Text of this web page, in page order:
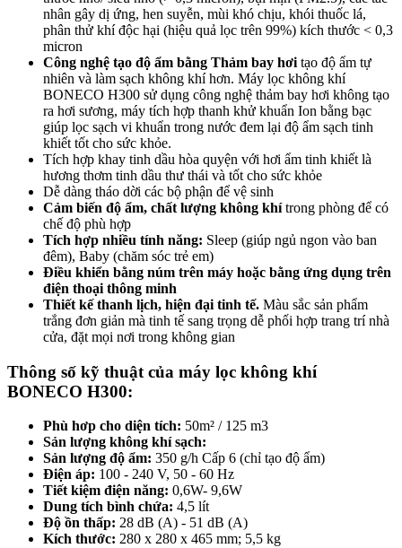
nhân gây dị ứng, hen suyễn, mùi khó chịu, khói thuốc lá,
phân thử khí độc hại (hiệu quả lọc trên 99%) kích thước < 0,3
micron
Công nghệ tạo độ ẩm bằng Thảm bay hơi tạo độ ẩm tự
nhiên và làm sạch không khí hơn. Máy lọc không khí
BONECO H300 sử dụng công nghệ thảm bay hơi không tạo
ra hơi sương, máy tích hợp thanh khử khuẩn Ion bằng bạc
giúp lọc sạch vi khuẩn trong nước đem lại độ ẩm sạch tinh
khiết tốt cho sức khỏe.
Tích hợp khay tinh dầu hòa quyện với hơi ẩm tinh khiết là
hương thơm tinh dầu thư thái và tốt cho sức khỏe
Dễ dàng tháo dời các bộ phận để vệ sinh
Cảm biến độ ẩm, chất lượng không khítrong phòng để có
chế độ phù hợp
Tích hợp nhiều tính năng: Sleep (giúp ngủ ngon vào ban
đêm), Baby (chăm sóc trẻ em)
Điều khiển bằng núm trên máy hoặc bằng ứng dụng trên
điện thoại thông minh
Thiết kế thanh lịch, hiện đại tinh tế. Màu sắc sản phẩm
trắng đơn giản mà tinh tế sang trọng dễ phối hợp trang trí nhà
cửa, đặt mọi nơi trong không gian
Thông số kỹ thuật của máy lọc không khí
BONECO H300:
Phù hơp cho diện tích: 50m² / 125 m3
Sản lượng không khí sạch:
Sản lượng độ ẩm: 350 g/h Cấp 6 (chỉ tạo độ ẩm)
Điện áp: 100 - 240 V, 50 - 60 Hz
Tiết kiệm điện năng: 0,6W- 9,6W
Dung tích bình chứa: 4,5 lít
Độ ồn thấp: 28 dB (A) - 51 dB (A)
Kích thước: 280 x 280 x 465 mm; 5,5 kg